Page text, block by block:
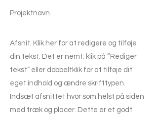
Projektnavn
Afsnit. Klik her for at redigere og tilføje
din tekst. Det er nemt; klik på “Rediger
tekst” eller dobbeltklik for at tilføje dit
eget indhold og ændre skrifttypen.
Indsæt afsnittet hvor som helst på siden
med træk og placer. Dette er et godt